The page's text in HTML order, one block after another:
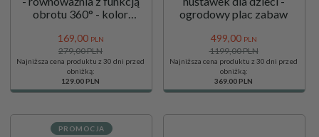
obrotu 360° - kolor
169,00 PLN
279,00 PLN
Najniższa cena produktu z 30 dni przed
obniżką:
129.00 PLN
ogrodowy plac zabaw
499,00 PLN
1199,00 PLN
Najniższa cena produktu z 30 dni przed
obniżką:
369.00 PLN
PROMOCJA